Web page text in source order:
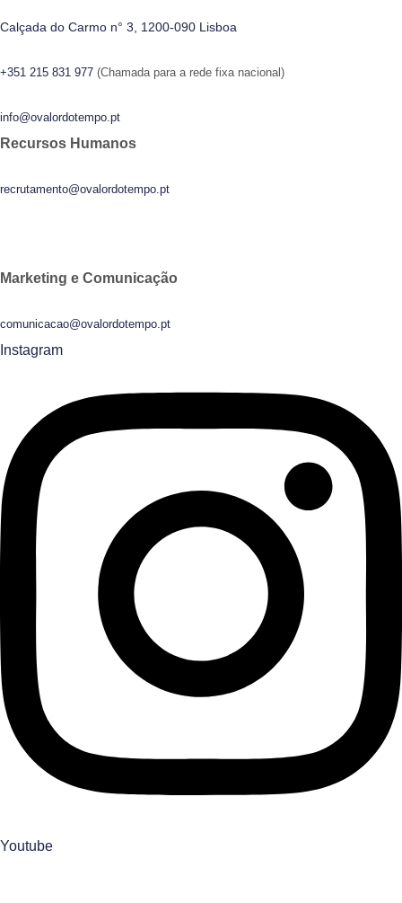
Calçada do Carmo n° 3, 1200-090 Lisboa
+351 215 831 977 (Chamada para a rede fixa nacional)
info@ovalordotempo.pt
Recursos Humanos
recrutamento@ovalordotempo.pt
Marketing e Comunicação
comunicacao@ovalordotempo.pt
Instagram
Youtube